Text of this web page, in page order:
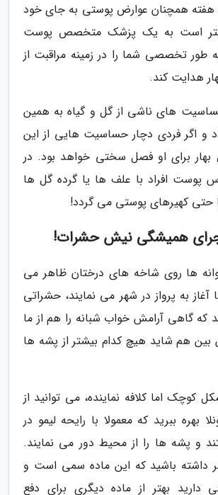
همچنان عوارض پوستی به جای خود
است به یک پزشک متخصص پوست
طور تخصصی شما را در زمینه مراقبت از
هدایت کند.
های ناشی از گل و گیاه به همین
و اگر فردی دچار حساسیت هایی از این
بهار برای او فصل سختی خواهد بود. در
پوست افراد با علف ها یا گرده گل ها
حتی کهیرهای پوستی می گردد!
همیشگی نیش حشرات!
ها روی شاخه های درختان ظاهر می
آغاز به پرواز در شهر می نمایند، حشراتی
که گاهی آرامش خواب شبانه را هم از ما
بین هم شاید هیچ کدام بیشتر از پشه ها
کوچک اما کلافه نماینده، می توانید از
بهره ببرید که معمولا با رایحه لیمو در
و پشه ها را از محیط دور می نمایند.
داشته باشید که این ماده سمی است و
دارید بهتر از ماده دیگری برای دفع